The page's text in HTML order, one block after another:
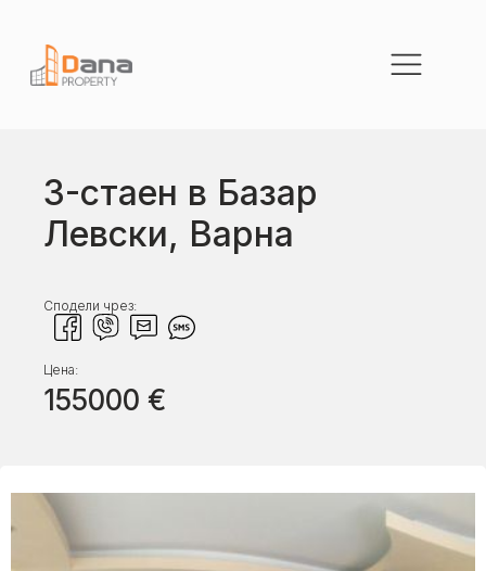
3-стаен в Базар
Левски, Варна
Сподели чрез:
Цена:
155000 €